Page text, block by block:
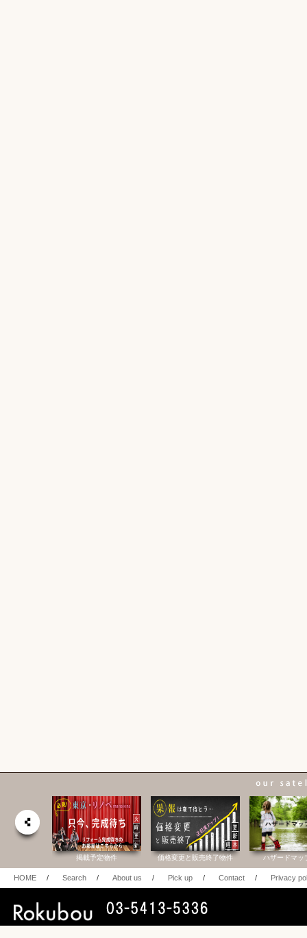
掲載予定物件 価格変更と販売終了物件 ハザードマッ
HOME / Search / About us / Pick up / Contact / Privacy